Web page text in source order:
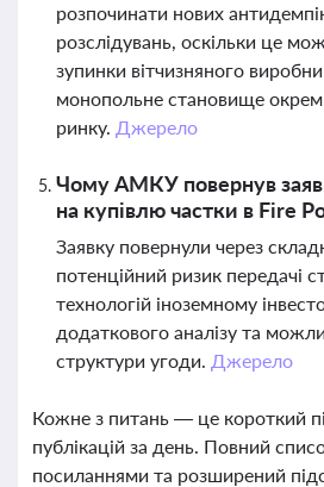
розпочинати нових
розслідувань, оскільки це
зупинки вітчизняного
монопольне становище
ринку. Джерело
Чому АМКУ повернув
на купівлю частки в Fire
Заявку повернули через
потенційний ризик передачі
технологій іноземному
додаткового аналізу та
структури угоди. Джерело
Кожне з питань — це короткий
публікацій за день. Повний
посиланнями та розширений